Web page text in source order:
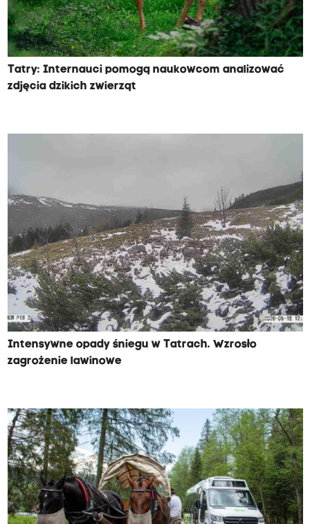
Tatry: Internauci pomogą naukowcom analizować
zdjęcia dzikich zwierząt
Intensywne opady śniegu w Tatrach. Wzrosło
zagrożenie lawinowe